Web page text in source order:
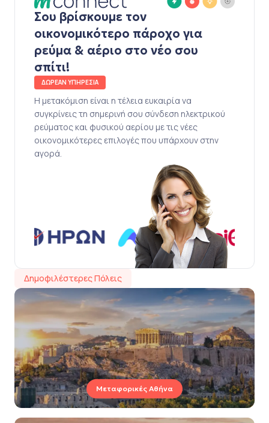
Σου βρίσκουμε τον
οικονομικότερο πάροχο για
ρεύμα & αέριο στο νέο σου
σπίτι!
ΔΩΡΕΑΝ ΥΠΗΡΕΣΙΑ
Η μετακόμιση είναι η τέλεια ευκαιρία να
συγκρίνεις τη σημερινή σου σύνδεση ηλεκτρικού
ρεύματος και φυσικού αερίου με τις νέες
οικονομικότερες επιλογές που υπάρχουν στην
αγορά.
Δημοφιλέστερες Πόλεις
Μεταφορικές Αθήνα